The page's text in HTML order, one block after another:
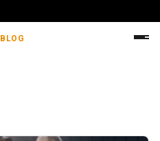
BLOG